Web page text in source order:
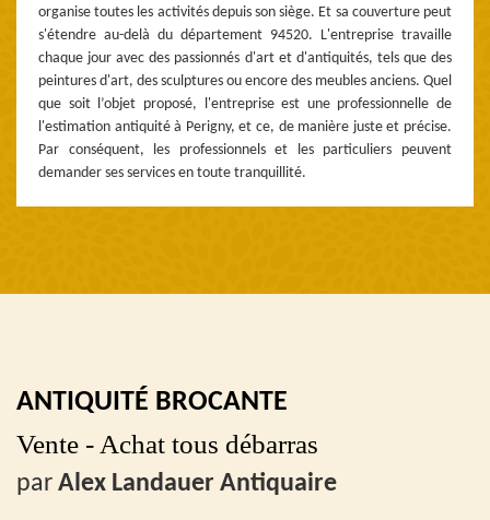
organise toutes les activités depuis son siège. Et sa couverture peut
s'étendre au-delà du département 94520. L'entreprise travaille
chaque jour avec des passionnés d'art et d'antiquités, tels que des
peintures d'art, des sculptures ou encore des meubles anciens. Quel
que soit l’objet proposé, l'entreprise est une professionnelle de
l'estimation antiquité à Perigny, et ce, de manière juste et précise.
Par conséquent, les professionnels et les particuliers peuvent
demander ses services en toute tranquillité.
ANTIQUITÉ BROCANTE
Vente - Achat tous débarras
par Alex Landauer Antiquaire